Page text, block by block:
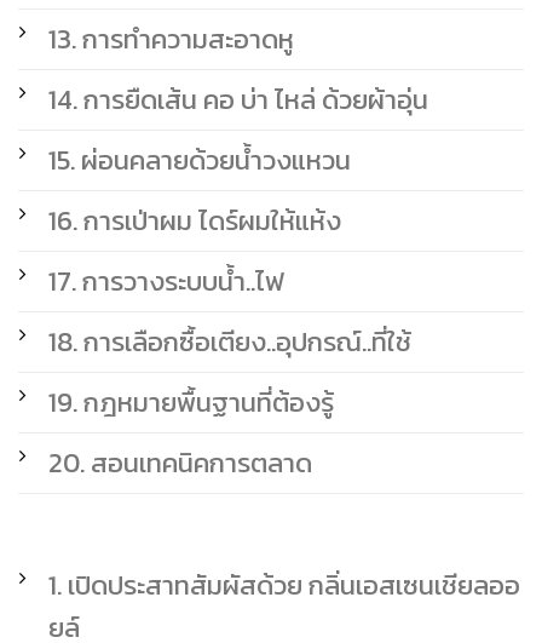
13. การทำความสะอาดหู
14. การยืดเส้น คอ บ่า ไหล่ ด้วยผ้าอุ่น
15. ผ่อนคลายด้วยน้ำวงแหวน
16. การเป่าผม ไดร์ผมให้แห้ง
17. การวางระบบน้ำ..ไฟ
18. การเลือกซื้อเตียง..อุปกรณ์..ที่ใช้
19. กฎหมายพื้นฐานที่ต้องรู้
20. สอนเทคนิคการตลาด
1. เปิดประสาทสัมผัสด้วย กลิ่นเอสเซนเชียลออ
ยล์